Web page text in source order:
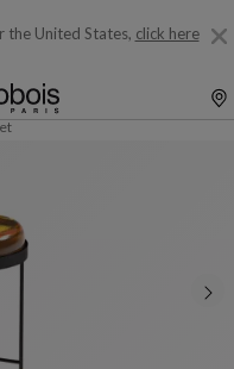
the United States, click here